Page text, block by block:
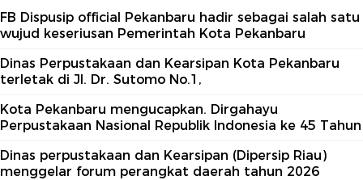
FB Dispusip official Pekanbaru hadir sebagai salah satu
wujud keseriusan Pemerintah Kota Pekanbaru
Dinas Perpustakaan dan Kearsipan Kota Pekanbaru
terletak di Jl. Dr. Sutomo No.1,
Kota Pekanbaru mengucapkan. Dirgahayu
Perpustakaan Nasional Republik Indonesia ke 45 Tahun
Dinas perpustakaan dan Kearsipan (Dipersip Riau)
menggelar forum perangkat daerah tahun 2026